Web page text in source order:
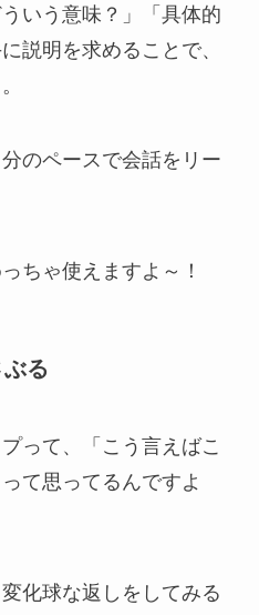
いう意味？」「具体的
説明を求めることで、
のペースで会話をリー
ちゃ使えますよ～！
る
って、「こう言えばこ
て思ってるんですよ
化球な返しをしてみる